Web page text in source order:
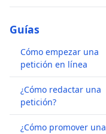
Guías
Cómo empezar una
petición en línea
¿Cómo redactar una
petición?
¿Cómo promover una